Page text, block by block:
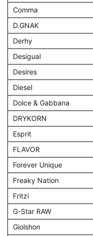
Comma
D.GNAK
Derhy
Desigual
Desires
Diesel
Dolce & Gabbana
DRYKORN
Esprit
FLAVOR
Forever Unique
Freaky Nation
Fritzi
G-Star RAW
Giolshon